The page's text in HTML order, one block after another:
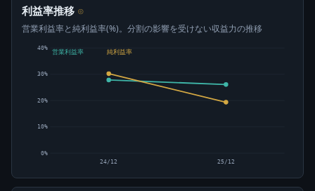
利益率推移 ⊙
営業利益率と純利益率(%)。分割の影響を受けない収益力の推移
0%
10%
20%
30%
40%
営業利益率 純利益率
24/12 25/12